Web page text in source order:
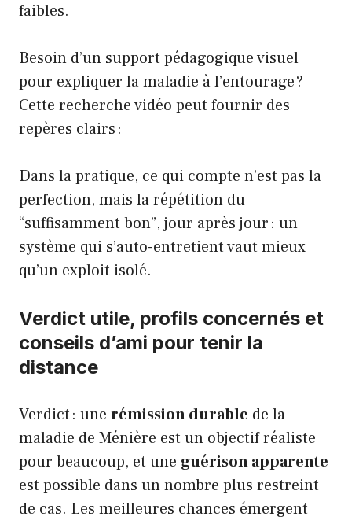
faibles.
Besoin d’un support pédagogique visuel
pour expliquer la maladie à l’entourage ?
Cette recherche vidéo peut fournir des
repères clairs :
Dans la pratique, ce qui compte n’est pas la
perfection, mais la répétition du
“suffisamment bon”, jour après jour : un
système qui s’auto-entretient vaut mieux
qu’un exploit isolé.
Verdict utile, profils concernés et
conseils d’ami pour tenir la
distance
Verdict : une rémission durable de la
maladie de Ménière est un objectif réaliste
pour beaucoup, et une guérison apparente
est possible dans un nombre plus restreint
de cas. Les meilleures chances émergent